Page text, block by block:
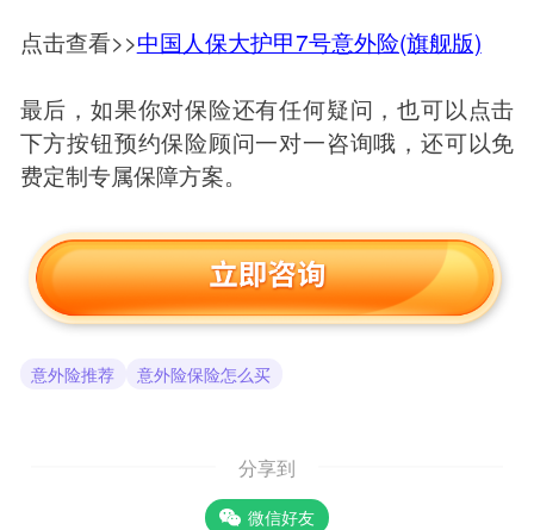
点击查看>>中国人保大护甲7号意外险(旗舰版)
最后，如果你对保险还有任何疑问，也可以点击
下方按钮预约保险顾问一对一咨询哦，还可以免
费定制专属保障方案。
意外险推荐 意外险保险怎么买
分享到
微信好友